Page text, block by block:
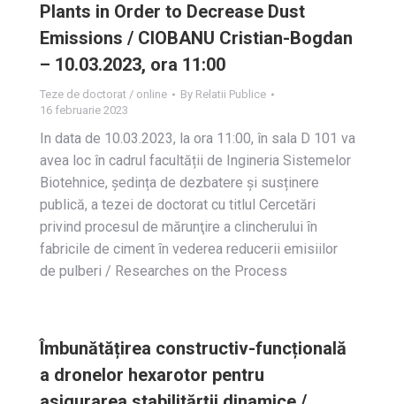
Plants in Order to Decrease Dust
Emissions / CIOBANU Cristian-Bogdan
– 10.03.2023, ora 11:00
Teze de doctorat / online By Relatii Publice
16 februarie 2023
In data de 10.03.2023, la ora 11:00, în sala D 101 va
avea loc în cadrul facultății de Ingineria Sistemelor
Biotehnice, ședința de dezbatere și susținere
publică, a tezei de doctorat cu titlul Cercetări
privind procesul de mărunţire a clincherului ȋn
fabricile de ciment ȋn vederea reducerii emisiilor
de pulberi / Researches on the Process
Îmbunătățirea constructiv-funcțională
a dronelor hexarotor pentru